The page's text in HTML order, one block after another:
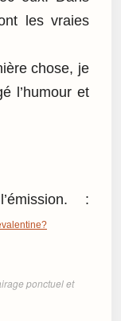
les vraies
chose, je
l’humour et
:
ponctuel et